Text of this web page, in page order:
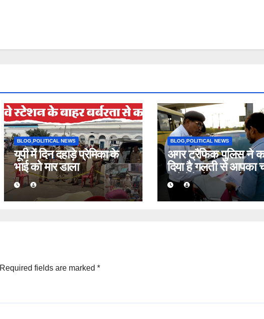
BLOG,POLITICAL NEWS
यूपी में दिन दहाड़े प्रेमिका के
भाई को मार डाला
BLOG,POLITICAL NEWS
अगर ट्रैफिक पुलिस ने
दिया है गलती से आपका
, तो ऐसे हो सकता है माफ
Required fields are marked *